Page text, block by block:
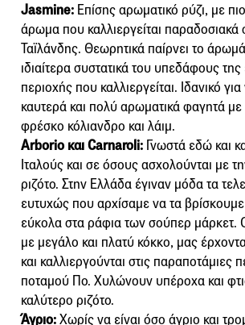
Jasmine: Επίσης αρωματικό ρύζι, με
άρωμα που καλλιεργείται παραδοσιακά
Ταϊλάνδης. Θεωρητικά παίρνει το
ιδιαίτερα συστατικά του υπεδάφους της
περιοχής που καλλιεργείται. Ιδανικό
καυτερά και πολύ αρωματικά φαγητά με
φρέσκο κόλιανδρο και λάιμ.
Arborio και Carnaroli: Γνωστά εδώ και
Ιταλούς και σε όσους ασχολούνται με
ριζότο. Στην Ελλάδα έγιναν μόδα τα
ευτυχώς που αρχίσαμε να τα βρίσκουμε
εύκολα στα ράφια των σούπερ μάρκετ.
με μεγάλο και πλατύ κόκκο, μας
και καλλιεργούνται στις παραποτάμιες
ποταμού Πο. Χυλώνουν υπέροχα και
καλύτερο ριζότο.
Άγριο:Χωρίς να είναι όσο άγριο και